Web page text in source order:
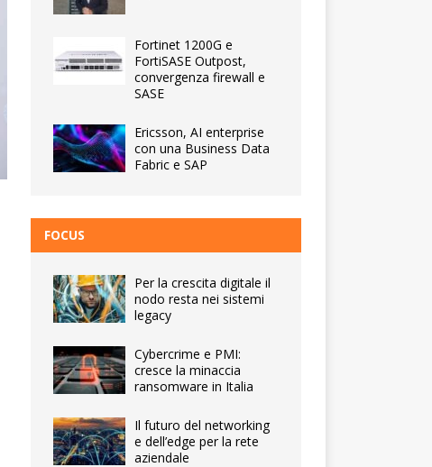
Fortinet 1200G e
FortiSASE Outpost,
convergenza firewall e
SASE
Ericsson, AI enterprise
con una Business Data
Fabric e SAP
FOCUS
Per la crescita digitale il
nodo resta nei sistemi
legacy
Cybercrime e PMI:
cresce la minaccia
ransomware in Italia
Il futuro del networking
e dell’edge per la rete
aziendale